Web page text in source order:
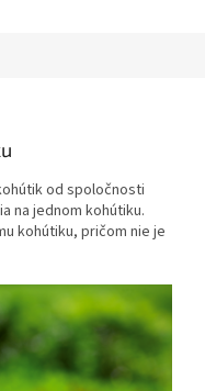
od spoločnosti
na jednom kohútiku.
kohútiku, pričom nie je